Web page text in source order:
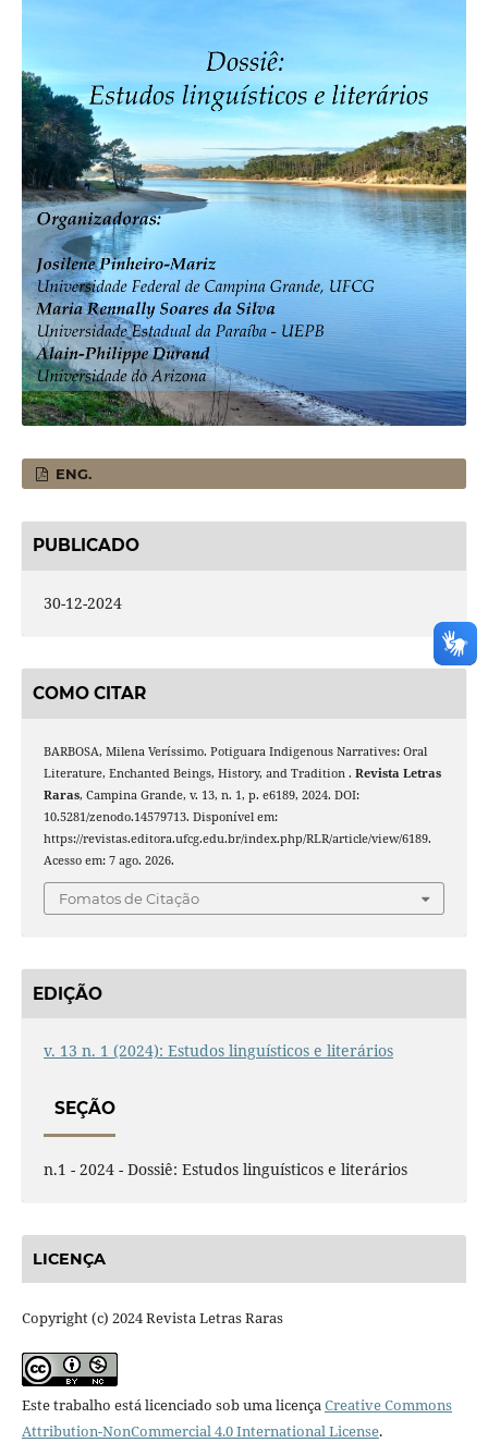
ENG.
PUBLICADO
30-12-2024
COMO CITAR
BARBOSA, Milena Veríssimo. Potiguara Indigenous Narratives: Oral
Literature, Enchanted Beings, History, and Tradition . Revista Letras
Raras, Campina Grande, v. 13, n. 1, p. e6189, 2024. DOI:
10.5281/zenodo.14579713. Disponível em:
https://revistas.editora.ufcg.edu.br/index.php/RLR/article/view/6189.
Acesso em: 7 ago. 2026.
Fomatos de Citação
EDIÇÃO
v. 13 n. 1 (2024): Estudos linguísticos e literários
SEÇÃO
n.1 - 2024 - Dossiê: Estudos linguísticos e literários
LICENÇA
Copyright (c) 2024 Revista Letras Raras
Este trabalho está licenciado sob uma licençaCreative Commons
Attribution-NonCommercial 4.0 International License.